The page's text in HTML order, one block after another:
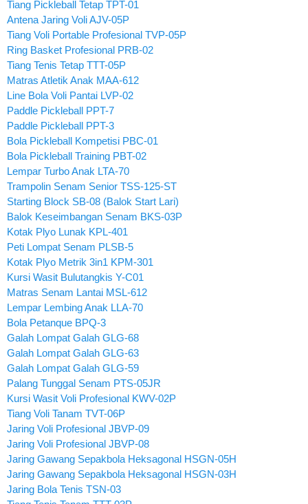
Tiang Pickleball Tetap TPT-01
Antena Jaring Voli AJV-05P
Tiang Voli Portable Profesional TVP-05P
Ring Basket Profesional PRB-02
Tiang Tenis Tetap TTT-05P
Matras Atletik Anak MAA-612
Line Bola Voli Pantai LVP-02
Paddle Pickleball PPT-7
Paddle Pickleball PPT-3
Bola Pickleball Kompetisi PBC-01
Bola Pickleball Training PBT-02
Lempar Turbo Anak LTA-70
Trampolin Senam Senior TSS-125-ST
Starting Block SB-08 (Balok Start Lari)
Balok Keseimbangan Senam BKS-03P
Kotak Plyo Lunak KPL-401
Peti Lompat Senam PLSB-5
Kotak Plyo Metrik 3in1 KPM-301
Kursi Wasit Bulutangkis Y-C01
Matras Senam Lantai MSL-612
Lempar Lembing Anak LLA-70
Bola Petanque BPQ-3
Galah Lompat Galah GLG-68
Galah Lompat Galah GLG-63
Galah Lompat Galah GLG-59
Palang Tunggal Senam PTS-05JR
Kursi Wasit Voli Profesional KWV-02P
Tiang Voli Tanam TVT-06P
Jaring Voli Profesional JBVP-09
Jaring Voli Profesional JBVP-08
Jaring Gawang Sepakbola Heksagonal HSGN-05H
Jaring Gawang Sepakbola Heksagonal HSGN-03H
Jaring Bola Tenis TSN-03